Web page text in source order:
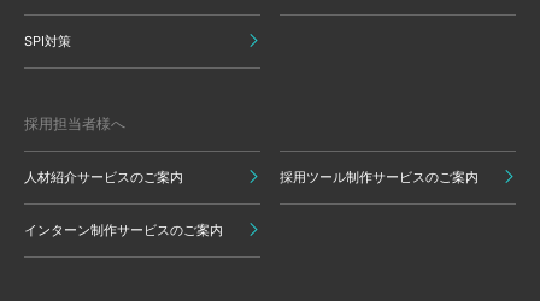
SPI対策
採用担当者様へ
人材紹介サービスのご案内 採用ツール制作サービスのご案内
インターン制作サービスのご案内